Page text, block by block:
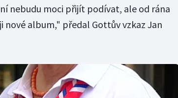
nebudu moci přijít podívat, ale od rána
nové album," předal Gottův vzkaz Jan